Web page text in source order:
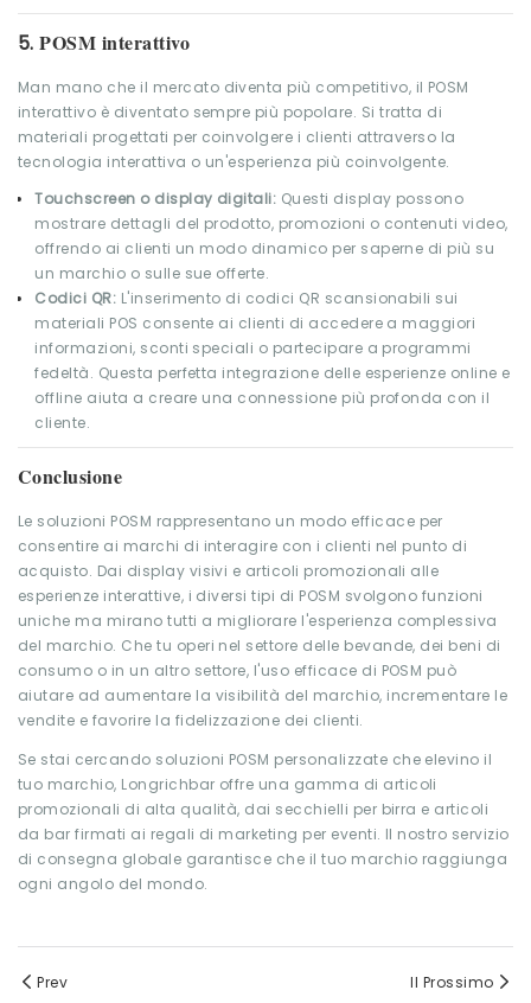
5.POSM interattivo
Man mano che il mercato diventa più competitivo, il POSM
interattivo è diventato sempre più popolare. Si tratta di
materiali progettati per coinvolgere i clienti attraverso la
tecnologia interattiva o un'esperienza più coinvolgente.
Touchscreen o display digitali: Questi display possono
mostrare dettagli del prodotto, promozioni o contenuti video,
offrendo ai clienti un modo dinamico per saperne di più su
un marchio o sulle sue offerte.
Codici QR: L'inserimento di codici QR scansionabili sui
materiali POS consente ai clienti di accedere a maggiori
informazioni, sconti speciali o partecipare a programmi
fedeltà. Questa perfetta integrazione delle esperienze online e
offline aiuta a creare una connessione più profonda con il
cliente.
Conclusione
Le soluzioni POSM rappresentano un modo efficace per
consentire ai marchi di interagire con i clienti nel punto di
acquisto. Dai display visivi e articoli promozionali alle
esperienze interattive, i diversi tipi di POSM svolgono funzioni
uniche ma mirano tutti a migliorare l'esperienza complessiva
del marchio. Che tu operi nel settore delle bevande, dei beni di
consumo o in un altro settore, l'uso efficace di POSM può
aiutare ad aumentare la visibilità del marchio, incrementare le
vendite e favorire la fidelizzazione dei clienti.
Se stai cercando soluzioni POSM personalizzate che elevino il
tuo marchio, Longrichbar offre una gamma di articoli
promozionali di alta qualità, dai secchielli per birra e articoli
da bar firmati ai regali di marketing per eventi. Il nostro servizio
di consegna globale garantisce che il tuo marchio raggiunga
ogni angolo del mondo.
Prev Il Prossimo